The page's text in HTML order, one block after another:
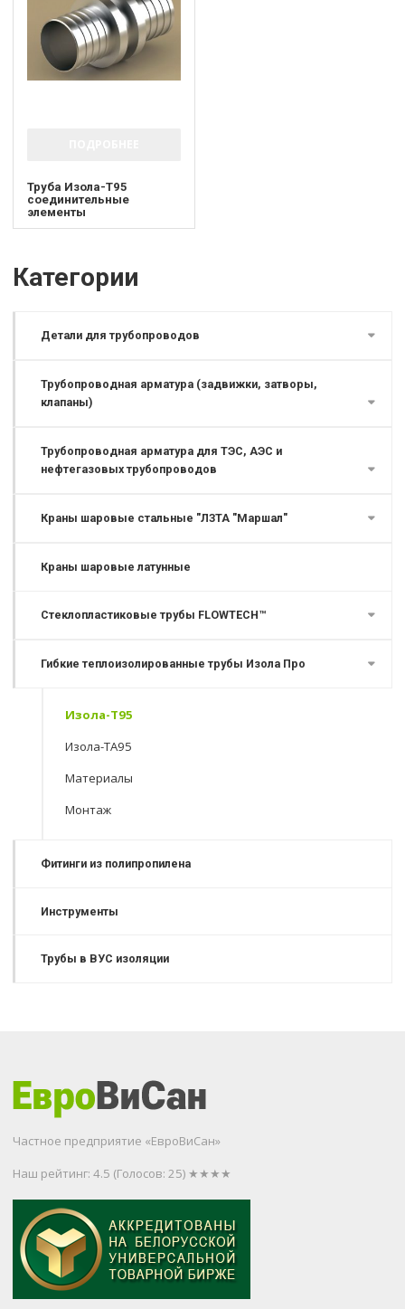
Труба Изола-Т95
соединительные
элементы
Категории
Детали для трубопроводов
Трубопроводная арматура (задвижки, затворы,
клапаны)
Трубопроводная арматура для ТЭС, АЭС и
нефтегазовых трубопроводов
Краны шаровые стальные "ЛЗТА "Маршал"
Краны шаровые латунные
Стеклопластиковые трубы FLOWTECH™
Гибкие теплоизолированные трубы Изола Про
Изола-Т95
Изола-ТА95
Материалы
Монтаж
Фитинги из полипропилена
Инструменты
Трубы в ВУС изоляции
Частное предприятие «ЕвроВиСан»
Наш рейтинг: 4.5 (Голосов:25) ★★★★